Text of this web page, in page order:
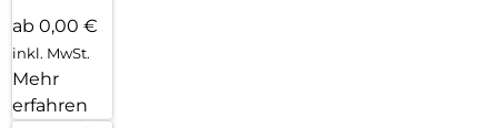
ab 0,00 €
inkl. MwSt.
Mehr
erfahren